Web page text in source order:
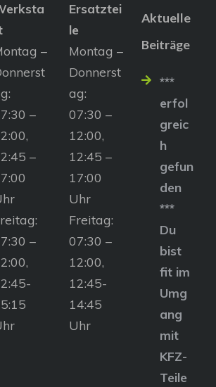
–
–
–
–
Ersatztei
le
Montag –
Donnerst
ag:
07:30 –
12:00,
12:45 –
17:00
Uhr
Freitag:
07:30 –
12:00,
12:45-
14:45
Uhr
Aktuelle
Beiträge
***
erfol
greic
h
gefun
den
***
Du
bist
fit im
Umg
ang
mit
KFZ-
Teile